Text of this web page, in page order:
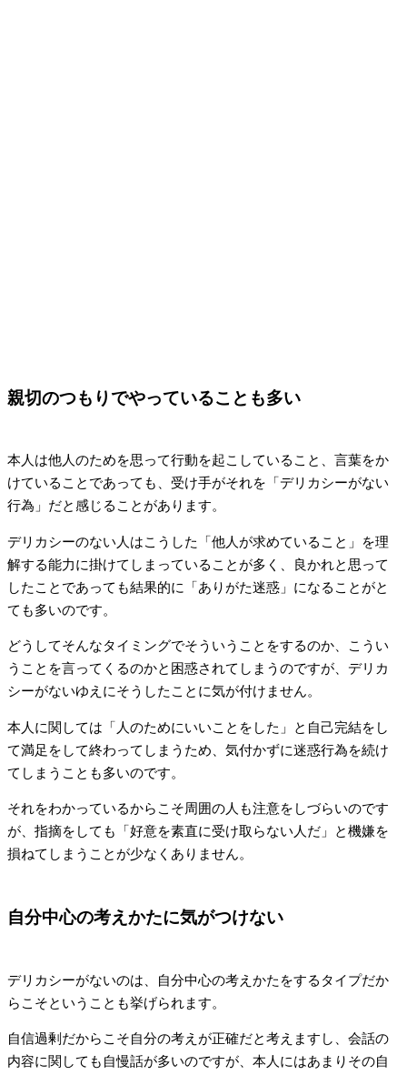
親切のつもりでやっていることも多い
本人は他人のためを思って行動を起こしていること、言葉をか
けていることであっても、受け手がそれを「デリカシーがない
行為」だと感じることがあります。
デリカシーのない人はこうした「他人が求めていること」を理
解する能力に掛けてしまっていることが多く、良かれと思って
したことであっても結果的に「ありがた迷惑」になることがと
ても多いのです。
どうしてそんなタイミングでそういうことをするのか、こうい
うことを言ってくるのかと困惑されてしまうのですが、デリカ
シーがないゆえにそうしたことに気が付けません。
本人に関しては「人のためにいいことをした」と自己完結をし
て満足をして終わってしまうため、気付かずに迷惑行為を続け
てしまうことも多いのです。
それをわかっているからこそ周囲の人も注意をしづらいのです
が、指摘をしても「好意を素直に受け取らない人だ」と機嫌を
損ねてしまうことが少なくありません。
自分中心の考えかたに気がつけない
デリカシーがないのは、自分中心の考えかたをするタイプだか
らこそということも挙げられます。
自信過剰だからこそ自分の考えが正確だと考えますし、会話の
内容に関しても自慢話が多いのですが、本人にはあまりその自